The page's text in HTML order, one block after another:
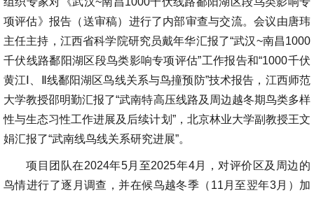
项评估》报告（送审稿）进行了内部审查与交流。会议由唐玮
主任主持，江西省科学院研究员戴年华汇报了“武汉~南昌1000
千伏线路鄱阳湖区段鸟类影响专项评估”工作报告和“1000千伏
黄江Ⅰ、Ⅱ线鄱阳湖区鸟线关系与鸟撞预防”技术报告，江西师范
大学教授邵明勤汇报了“武南特高压线路及周边越冬期鸟类多样
性与生态习性工作进展及后续计划”，北京林业大学副教授王文
娟汇报了“武南线鸟线关系研究进展”。
项目团队在2024年5月至2025年4月，对评价区及周边的
鸟情进行了逐月调查，并在候鸟越冬季（11月至翌年3月）加